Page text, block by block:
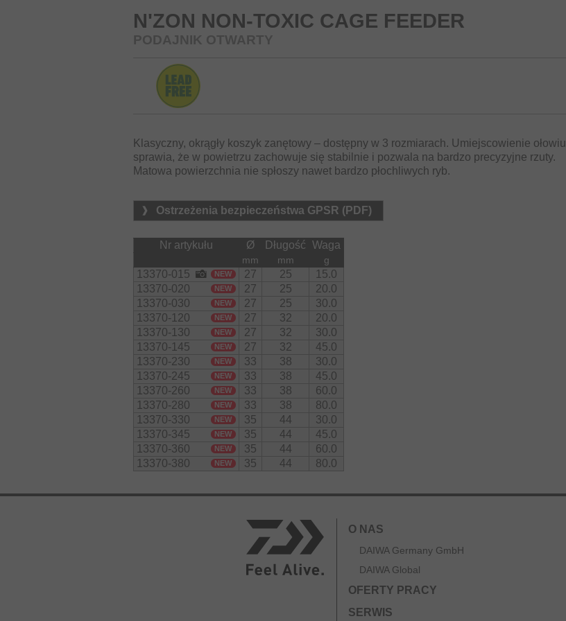
N'ZON NON-TOXIC CAGE FEEDER
PODAJNIK OTWARTY
Klasyczny, okrągły koszyk zanętowy – dostępny w 3 rozmiarach. Umiejscowienie ołowiu
sprawia, że w powietrzu zachowuje się stabilnie i pozwala na bardzo precyzyjne rzuty.
Matowa powierzchnia nie spłoszy nawet bardzo płochliwych ryb.
Ostrzeżenia bezpieczeństwa GPSR (PDF)
Nr artykułu Ø Długość Waga
mm mm g
13370-015 NEW 27 25
15.0
13370-020
NEW 27 25
20.0
13370-030
NEW 27 25
30.0
13370-120
NEW 27 32
20.0
13370-130
NEW 27 32
30.0
13370-145
NEW 27 32
45.0
13370-230
NEW 33 38
30.0
13370-245
NEW 33 38
45.0
13370-260
NEW 33 38
60.0
13370-280
NEW 33 38
80.0
13370-330
NEW 35 44
30.0
13370-345
NEW 35 44
45.0
13370-360
NEW 35 44
60.0
13370-380
NEW 35 44 80.0
O NAS
DAIWA Germany GmbH
DAIWA Global
OFERTY PRACY
SERWIS